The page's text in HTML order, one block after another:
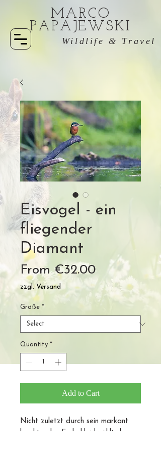
MARCO
PAPAJEWSKI
Wildlife & Travel
Eisvogel - ein
fliegender
Diamant
From€32.00Sale
Price
zzgl. Versand
Größe *
Quantity *
Add to Cart
Nicht zuletzt durch sein markant
leuchtendes Federkleid zählt der